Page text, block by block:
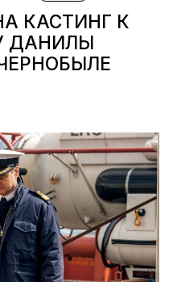
КАСТИНГ К
ДАНИЛЫ